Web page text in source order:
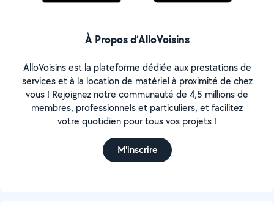
À Propos d’AlloVoisins
AlloVoisins est la plateforme dédiée aux prestations de
services et à la location de matériel à proximité de chez
vous ! Rejoignez notre communauté de 4,5 millions de
membres, professionnels et particuliers, et facilitez
votre quotidien pour tous vos projets !
M'inscrire